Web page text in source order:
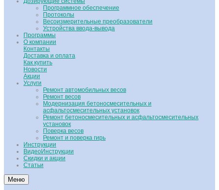
Программное обеспечение
Протоколы
Весоизмерительные преобразователи
Устройства ввода-вывода
Программы
О компании
Контакты
Доставка и оплата
Как купить
Новости
Акции
Услуги
Ремонт автомобильных весов
Ремонт весов
Модернизация бетоносмесительных и
асфальтосмесительных установок
Ремонт бетоносмесительных и асфальтосмесительных
установок
Поверка весов
Ремонт и поверка гирь
Инструкции
ВидеоИнструкции
Скидки и акции
Статьи
Меню